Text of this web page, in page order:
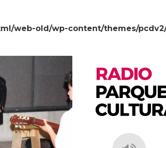
web-old/wp-content/themes/